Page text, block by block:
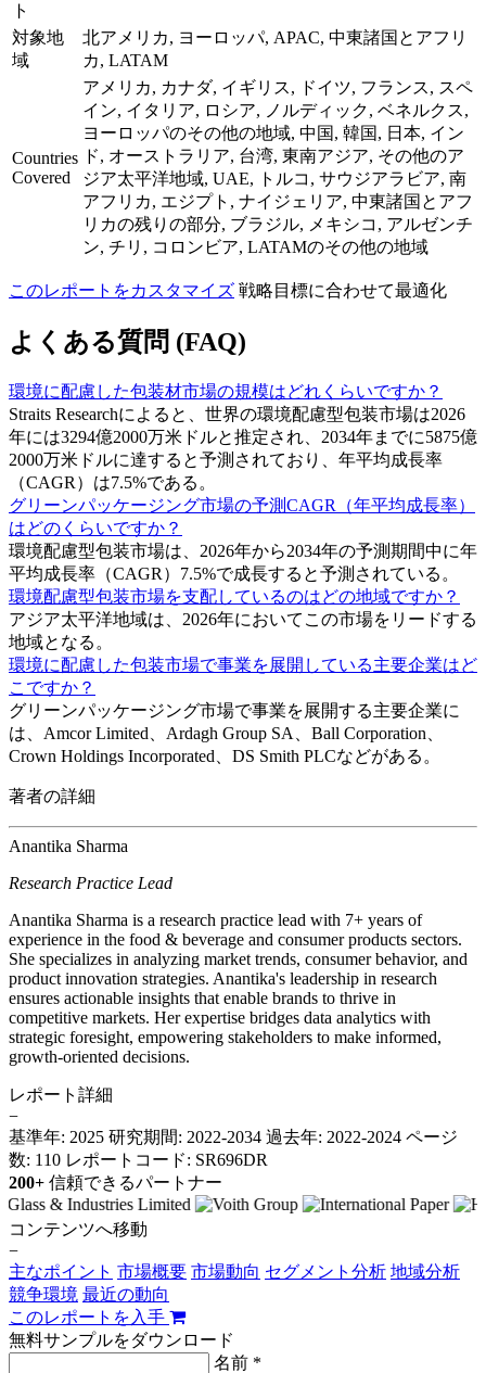
ト
対象地
域
北アメリカ, ヨーロッパ, APAC, 中東諸国とアフリ
カ, LATAM
Countries
Covered
アメリカ, カナダ, イギリス, ドイツ, フランス, スペ
イン, イタリア, ロシア, ノルディック, ベネルクス,
ヨーロッパのその他の地域, 中国, 韓国, 日本, イン
ド, オーストラリア, 台湾, 東南アジア, その他のア
ジア太平洋地域, UAE, トルコ, サウジアラビア, 南
アフリカ, エジプト, ナイジェリア, 中東諸国とアフ
リカの残りの部分, ブラジル, メキシコ, アルゼンチ
ン, チリ, コロンビア, LATAMのその他の地域
このレポートをカスタマイズ 戦略目標に合わせて最適化
よくある質問 (FAQ)
環境に配慮した包装材市場の規模はどれくらいですか？
Straits Researchによると、世界の環境配慮型包装市場は2026
年には3294億2000万米ドルと推定され、2034年までに5875億
2000万米ドルに達すると予測されており、年平均成長率
（CAGR）は7.5%である。
グリーンパッケージング市場の予測CAGR（年平均成長率）
はどのくらいですか？
環境配慮型包装市場は、2026年から2034年の予測期間中に年
平均成長率（CAGR）7.5%で成長すると予測されている。
環境配慮型包装市場を支配しているのはどの地域ですか？
アジア太平洋地域は、2026年においてこの市場をリードする
地域となる。
環境に配慮した包装市場で事業を展開している主要企業はど
こですか？
グリーンパッケージング市場で事業を展開する主要企業に
は、Amcor Limited、Ardagh Group SA、Ball Corporation、
Crown Holdings Incorporated、DS Smith PLCなどがある。
著者の詳細
Anantika Sharma
Research Practice Lead
Anantika Sharma is a research practice lead with 7+ years of
experience in the food & beverage and consumer products sectors.
She specializes in analyzing market trends, consumer behavior, and
product innovation strategies. Anantika's leadership in research
ensures actionable insights that enable brands to thrive in
competitive markets. Her expertise bridges data analytics with
strategic foresight, empowering stakeholders to make informed,
growth-oriented decisions.
レポート詳細
−
基準年: 2025 研究期間: 2022-2034 過去年: 2022-2024 ページ
数: 110 レポートコード: SR696DR
200+ 信頼できるパートナー
コンテンツへ移動
−
主なポイント 市場概要 市場動向 セグメント分析 地域分析
競争環境 最近の動向
このレポートを入手
無料サンプルをダウンロード
名前 *